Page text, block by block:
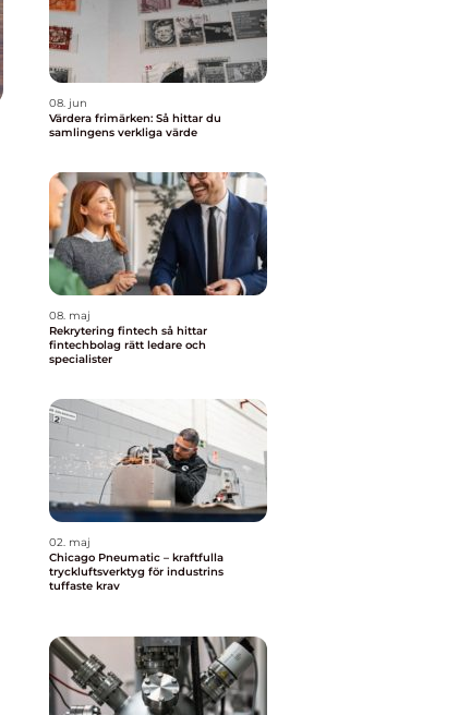
08. jun
Värdera frimärken: Så hittar du
samlingens verkliga värde
08. maj
Rekrytering fintech så hittar
fintechbolag rätt ledare och
specialister
02. maj
Chicago Pneumatic – kraftfulla
tryckluftsverktyg för industrins
tuffaste krav